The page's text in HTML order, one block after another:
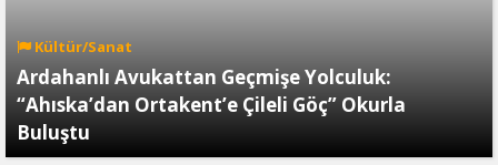
Kültür/Sanat
Ardahanlı Avukattan Geçmişe Yolculuk:
“Ahıska’dan Ortakent’e Çileli Göç” Okurla
Buluştu